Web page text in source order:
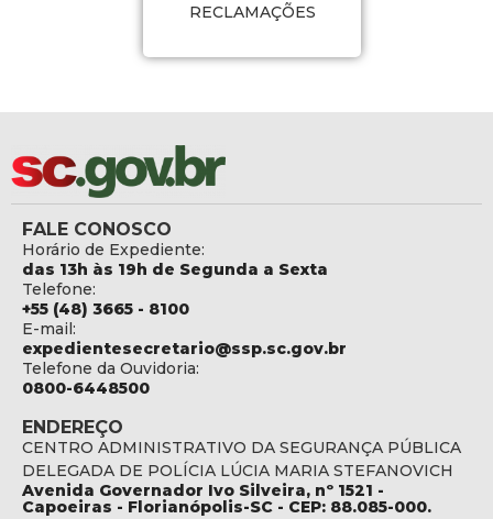
RECLAMAÇÕES
FALE CONOSCO
Horário de Expediente:
das 13h às 19h de Segunda a Sexta
Telefone:
+55 (48) 3665 - 8100
E-mail:
expedientesecretario@ssp.sc.gov.br
Telefone da Ouvidoria:
0800-6448500
ENDEREÇO
CENTRO ADMINISTRATIVO DA SEGURANÇA PÚBLICA
DELEGADA DE POLÍCIA LÚCIA MARIA STEFANOVICH
Avenida Governador Ivo Silveira, nº 1521 -
Capoeiras - Florianópolis-SC - CEP: 88.085-000.